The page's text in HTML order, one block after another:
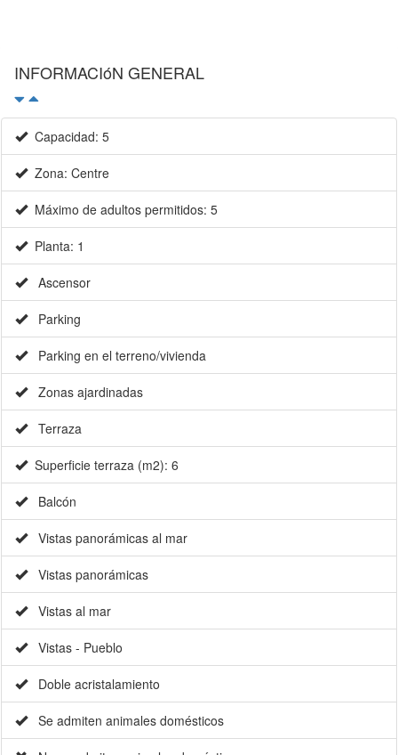
INFORMACIóN GENERAL
Capacidad: 5
Zona: Centre
Máximo de adultos permitidos: 5
Planta: 1
Ascensor
Parking
Parking en el terreno/vivienda
Zonas ajardinadas
Terraza
Superficie terraza (m2): 6
Balcón
Vistas panorámicas al mar
Vistas panorámicas
Vistas al mar
Vistas - Pueblo
Doble acristalamiento
Se admiten animales domésticos